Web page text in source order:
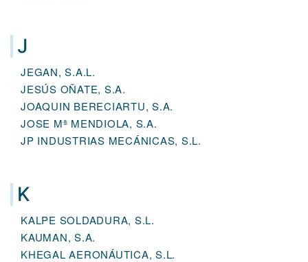
J
JEGAN, S.A.L.
JESÚS OÑATE, S.A.
JOAQUIN BERECIARTU, S.A.
JOSE Mª MENDIOLA, S.A.
JP INDUSTRIAS MECÁNICAS, S.L.
K
KALPE SOLDADURA, S.L.
KAUMAN, S.A.
KHEGAL AERONÁUTICA, S.L.